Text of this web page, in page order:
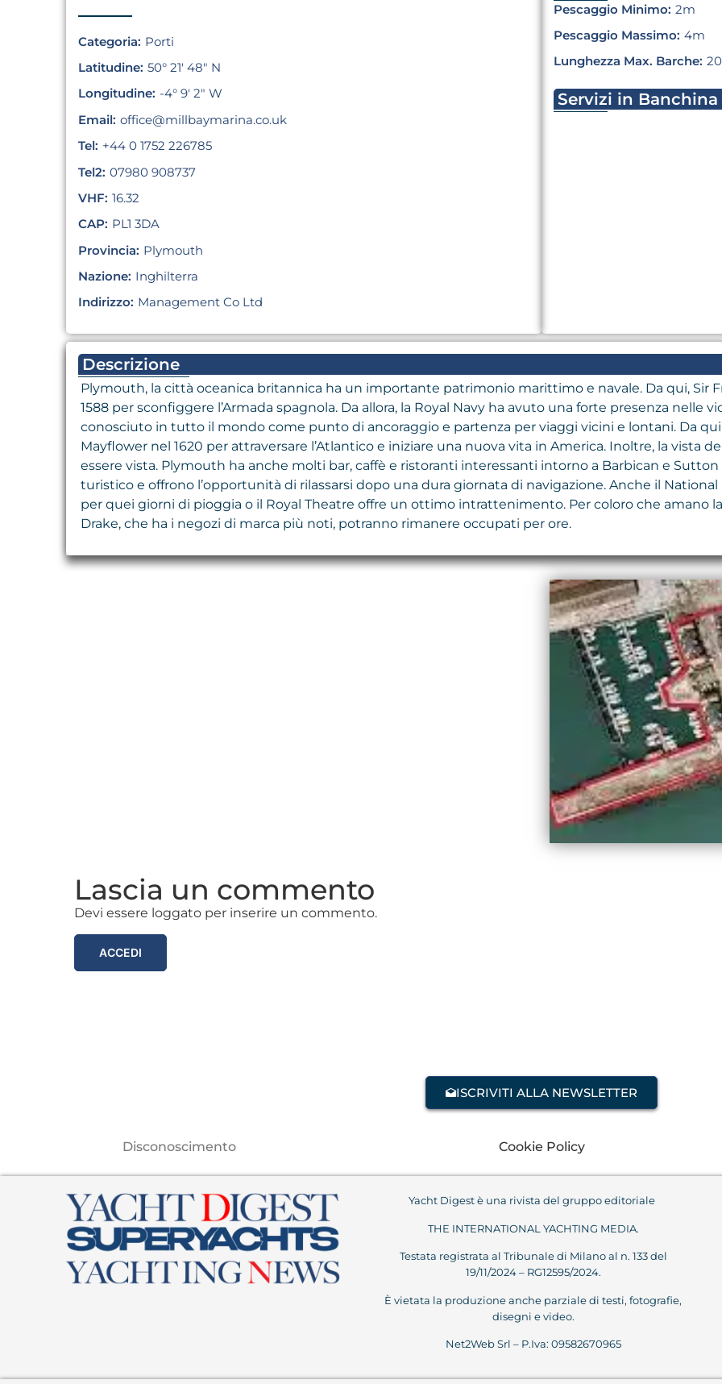
Categoria: Porti
Latitudine: 50° 21′ 48″ N
Longitudine:
-4° 9′ 2″ W
Email: office@millbaymarina.co.uk
Tel: +44 0 1752 226785
Tel2: 07980 908737
VHF: 16.32
CAP: PL1 3DA
Provincia: Plymouth
Nazione: Inghilterra
Indirizzo: Management Co Ltd
Pescaggio Minimo: 2m
Pescaggio Massimo: 4m
Lunghezza Max. Barche:
Servizi in Banchina
Descrizione
Plymouth, la città oceanica britannica ha un importante patrimonio marittimo e navale. Da qui, Sir
1588 per sconfiggere l’Armada spagnola. Da allora, la Royal Navy ha avuto una forte presenza nelle
conosciuto in tutto il mondo come punto di ancoraggio e partenza per viaggi vicini e lontani. Da
Mayflower nel 1620 per attraversare l’Atlantico e iniziare una nuova vita in America. Inoltre, la vista
essere vista. Plymouth ha anche molti bar, caffè e ristoranti interessanti intorno a Barbican e
turistico e offrono l’opportunità di rilassarsi dopo una dura giornata di navigazione. Anche il
per quei giorni di pioggia o il Royal Theatre offre un ottimo intrattenimento. Per coloro che amano
Drake, che ha i negozi di marca più noti, potranno rimanere occupati per ore.
Lascia un commento
Devi essere loggato per inserire un commento.
ACCEDI
ISCRIVITI ALLA NEWSLETTER
Disconoscimento Cookie Policy
Yacht Digest è una rivista del gruppo editoriale
THE INTERNATIONAL YACHTING MEDIA.
Testata registrata al Tribunale di Milano al n. 133 del
19/11/2024 – RG12595/2024.
È vietata la produzione anche parziale di testi, fotografie,
disegni e video.
Net2Web Srl – P.Iva: 09582670965